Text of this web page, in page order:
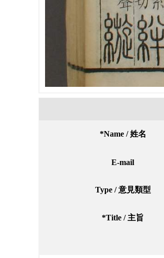
*Name / 姓名
E-mail
Type / 意見類型
*Title / 主旨